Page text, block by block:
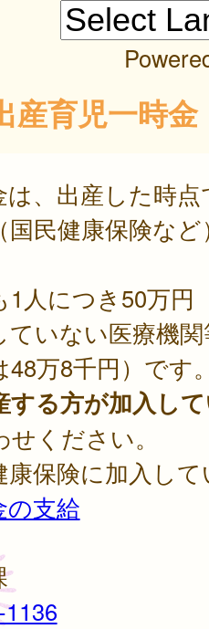
産育児一時金
は、出産した時
国民健康保険な
1人につき50万円
ていない医療機
48万8千円）です
する方が加入し
ください。
康保険に加入し
の支給